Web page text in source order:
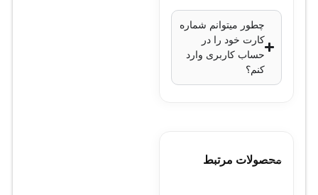
استاندارد محافظتی:
IP67، مقاوم در
برابر آب و گرد و
غبار
60 درجه سانتی‌گراد
چطور میتوانم شماره
کارت خود را در
حساب کاربری وارد
کنم؟
محصولات مرتبط